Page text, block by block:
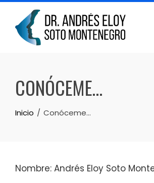
Skip
content
CONÓCEME…
Inicio Conóceme…
Nombre: Andrés Eloy Soto